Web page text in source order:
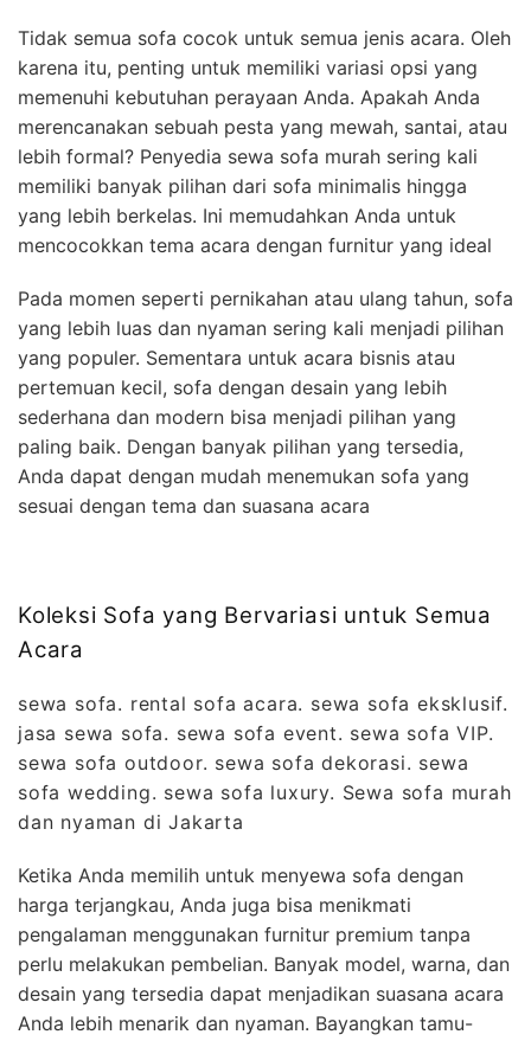
Tidak semua sofa cocok untuk semua jenis acara. Oleh
karena itu, penting untuk memiliki variasi opsi yang
memenuhi kebutuhan perayaan Anda. Apakah Anda
merencanakan sebuah pesta yang mewah, santai, atau
lebih formal? Penyedia sewa sofa murah sering kali
memiliki banyak pilihan dari sofa minimalis hingga
yang lebih berkelas. Ini memudahkan Anda untuk
mencocokkan tema acara dengan furnitur yang ideal
Pada momen seperti pernikahan atau ulang tahun, sofa
yang lebih luas dan nyaman sering kali menjadi pilihan
yang populer. Sementara untuk acara bisnis atau
pertemuan kecil, sofa dengan desain yang lebih
sederhana dan modern bisa menjadi pilihan yang
paling baik. Dengan banyak pilihan yang tersedia,
Anda dapat dengan mudah menemukan sofa yang
sesuai dengan tema dan suasana acara
Koleksi Sofa yang Bervariasi untuk Semua
Acara
sewa sofa. rental sofa acara. sewa sofa eksklusif.
jasa sewa sofa. sewa sofa event. sewa sofa VIP.
sewa sofa outdoor. sewa sofa dekorasi. sewa
sofa wedding. sewa sofa luxury. Sewa sofa murah
dan nyaman di Jakarta
Ketika Anda memilih untuk menyewa sofa dengan
harga terjangkau, Anda juga bisa menikmati
pengalaman menggunakan furnitur premium tanpa
perlu melakukan pembelian. Banyak model, warna, dan
desain yang tersedia dapat menjadikan suasana acara
Anda lebih menarik dan nyaman. Bayangkan tamu-